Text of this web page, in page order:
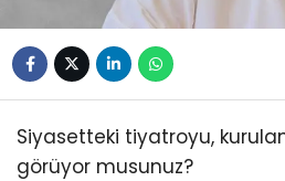
Siyasetteki tiyatroyu,
görüyor musunuz?